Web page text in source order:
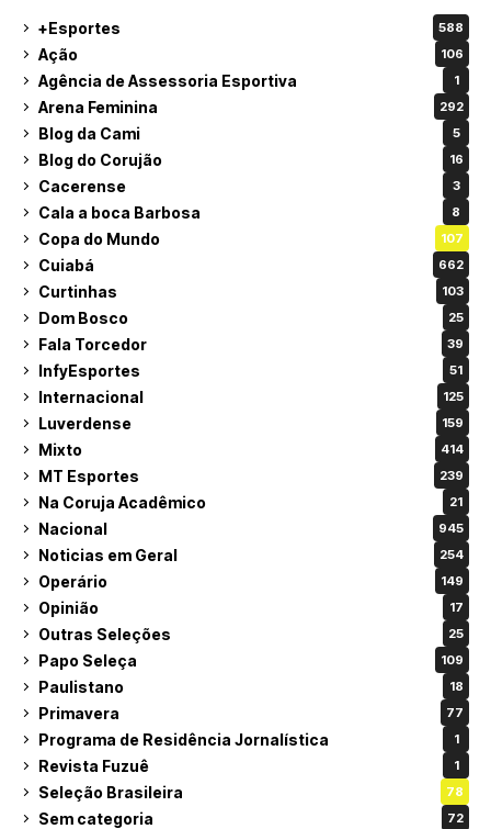
+Esportes 588
Ação 106
Agência de Assessoria Esportiva 1
Arena Feminina 292
Blog da Cami 5
Blog do Corujão 16
Cacerense 3
Cala a boca Barbosa 8
Copa do Mundo 107
Cuiabá 662
Curtinhas 103
Dom Bosco 25
Fala Torcedor 39
InfyEsportes 51
Internacional 125
Luverdense 159
Mixto 414
MT Esportes 239
Na Coruja Acadêmico 21
Nacional 945
Noticias em Geral 254
Operário 149
Opinião 17
Outras Seleções 25
Papo Seleça 109
Paulistano 18
Primavera 77
Programa de Residência Jornalística 1
Revista Fuzuê 1
Seleção Brasileira 78
Sem categoria 72